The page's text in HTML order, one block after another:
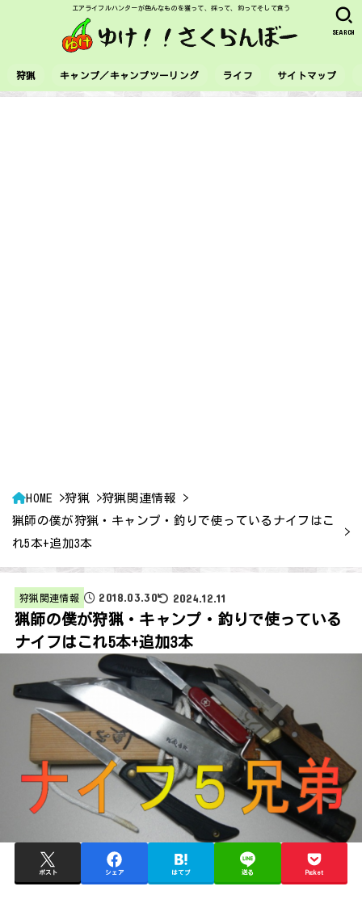
エアライフルハンターが色んなものを獲って、採って、釣ってそして食う
狩猟 キャンプ／キャンプツーリング ライフ サイトマップ
SEARCH
HOME 狩猟
狩猟関連情報
猟師の僕が狩猟・キャンプ・釣りで使っているナイフはこ
れ5本+追加3本
狩猟関連情報 2018.03.30 2024.12.11
猟師の僕が狩猟・キャンプ・釣りで使っている
ナイフはこれ5本+追加3本
ポスト シェア はてブ 送る Pocket